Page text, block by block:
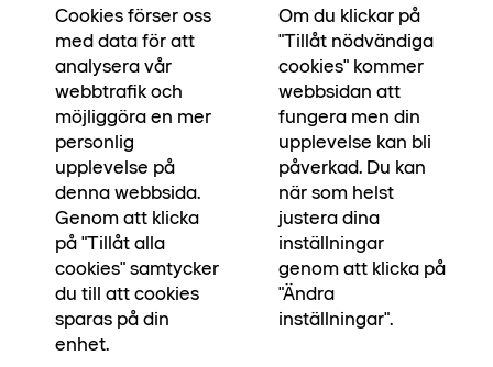
planerar för nya platser och drömhem i
Halmstad, läs mer om våra kommande kvarter
via länken nedan.
Kommande kvarter
Cookies förser oss
med data för att
analysera vår
webbtrafik och
möjliggöra en mer
personlig
upplevelse på
denna webbsida.
Genom att klicka
på "Tillåt alla
cookies" samtycker
du till att cookies
sparas på din
enhet.
Om du klickar på
"Tillåt nödvändiga
cookies" kommer
webbsidan att
fungera men din
upplevelse kan bli
påverkad. Du kan
när som helst
justera dina
inställningar
genom att klicka på
"Ändra
inställningar".